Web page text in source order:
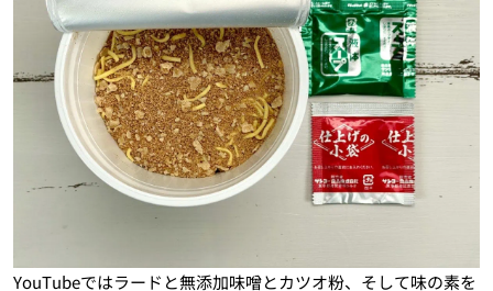
YouTubeではラードと無添加味噌とカツオ粉、そして味の素を